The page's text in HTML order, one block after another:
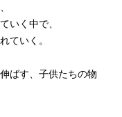
いく中で、
ていく。
ばす、子供たちの物